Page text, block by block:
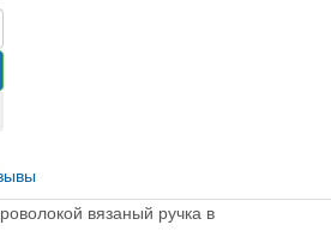
вязаный ручка в